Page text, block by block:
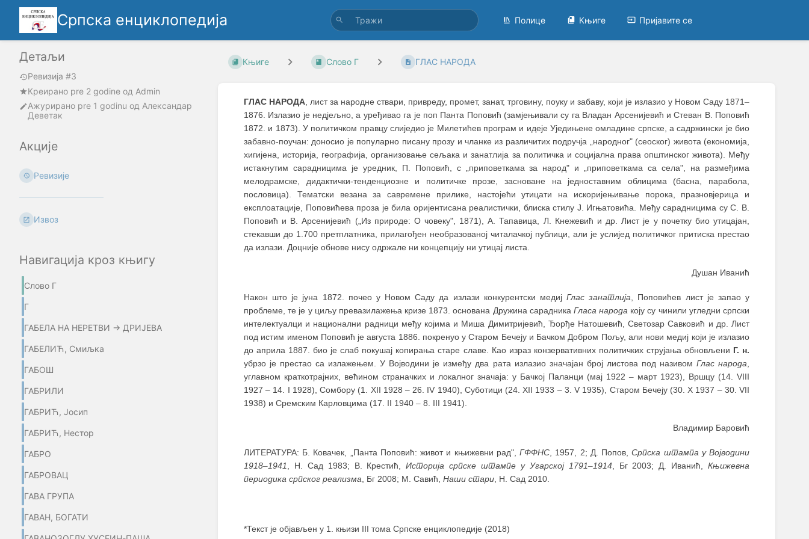
Српска енциклопедија Полице Књиге Пријавите се
Детаљи
Ревизија #3
Креирано pre 2 godine oд Admin
Ажурирано pre 1 godinu од Александар
Деветак
Акције
Ревизије
Извоз
Навигација кроз књигу
Слово Г
Г
ГАБЕЛА НА НЕРЕТВИ → ДРИЈЕВА
ГАБЕЛИЋ, Смиљка
ГАБОШ
ГАБРИЛИ
ГАБРИЋ, Јосип
ГАБРИЋ, Нестор
ГАБРО
ГАБРОВАЦ
ГАВА ГРУПА
ГАВАН, БОГАТИ
Књиге Слово Г ГЛАС НАРОДА
ГЛАС НАРОДА, лист за народне ствари, привреду, промет, занат, трговину, поуку и забаву, који је излазио у Новом Саду 1871–
1876. Излазио је недјељно, а уређивао га је поп Панта Поповић (замјењивали су га Владан Арсенијевић и Стеван В. Поповић
1872. и 1873). У политичком правцу слиједио је Милетићев програм и идеје Уједињене омладине српске, а садржински је био
забавно-поучан: доносио је популарно писану прозу и чланке из различитих подручја „народног" (сеоског) живота (економија,
хигијена, историја, географија, организовање сељака и занатлија за политичка и социјална права општинског живота). Међу
истакнутим сарадницима је уредник, П. Поповић, с „приповеткама за народ" и „приповеткама са села", на размеђима
мелодрамске, дидактички-тенденциозне и политичке прозе, засноване на једноставним облицима (басна, парабола,
пословица). Тематски везана за савремене прилике, настојећи утицати на искоријењивање порока, празновјерица и
експлоатације, Поповићева проза је била оријентисана реалистички, блиска стилу Ј. Игњатовића. Међу сарадницима су С. В.
Поповић и В. Арсенијевић („Из природе: О човеку", 1871), А. Тапавица, Л. Кнежевић и др. Лист је у почетку био утицајан,
стекавши до 1.700 претплатника, прилагођен необразованој читалачкој публици, али је услијед политичког притиска престао
да излази. Доцније обнове нису одржале ни концепцију ни утицај листа.
Душан Иванић
Након што је јуна 1872. почео у Новом Саду да излази конкурентски медијГлас занатлија , Поповићев лист је запао у
проблеме, те је у циљу превазилажења кризе 1873. основана Дружина сарадника Гласа народа коју су чинили угледни српски
интелектуалци и национални радници међу којима и Миша Димитријевић, Ђорђе Натошевић, Светозар Савковић и др. Лист
под истим именом Поповић је августа 1886. покренуо у Старом Бечеју и Бачком Добром Пољу, али нови медиј који је излазио
до априла 1887. био је слаб покушај копирања старе славе. Као израз конзервативних политичких струјања обновљени Г. н.
убрзо је престао са излажењем. У Војводини је између два рата излазио значајан број листова под називом Глас народа
углавном краткотрајних, већином страначких и локалног значаја: у Бачкој Паланци (мај 1922 – март 1923), Вршцу (14. VIII
1927– 14. I 1928), Сомбору (1. XII 1928 –26. IV 1940), Суботици (24. XII 1933 –3. V 1935), Старом Бечеју (30. X 1937 –30. VII
1938) и Сремским Карловцима (17. II 1940 – 8. III 1941).
Владимир Баровић
ЛИТЕРАТУРА: Б. Ковачек, „Панта Поповић: живот и књижевни рад",ГФФНС, 1957, 2; Д. Попов,Српска штампа у Војводини
1918–1941, Н. Сад 1983; В. Крестић,Историја српске штампе у Угарској 1791–1914, Бг 2003; Д. Иванић, Књижевна
периодика српског реализма, Бг 2008; М. Савић, Наши стари, Н. Сад 2010.
*Текст је објављен у 1. књизи III тома Српске енциклопедије (2018)